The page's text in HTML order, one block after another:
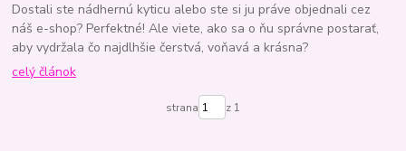
Dostali ste nádhernú kyticu alebo ste si ju práve objednali cez
náš e-shop? Perfektné! Ale viete, ako sa o ňu správne postarať,
aby vydržala čo najdlhšie čerstvá, voňavá a krásna?
celý článok
strana z 1